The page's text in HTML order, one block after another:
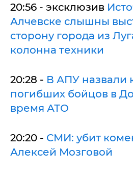
20:56 - эксклюзив
Алчевске слышны
сторону города из
колонна техники
20:28 - В АПУ назвали
погибших бойцов в
время АТО
20:20 - СМИ: убит
Алексей Мозговой